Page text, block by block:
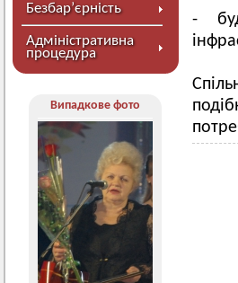
Безбар’єрність
Адміністративна
процедура
Випадкове фото
-